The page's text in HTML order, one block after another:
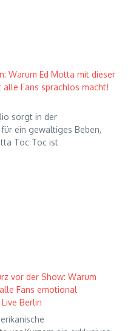
Warum Ed Motta mit dieser
Fans sprachlos macht!
sorgt in der
ein gewaltiges Beben,
Toc Toc ist
vor der Show: Warum
Fans emotional
Berlin